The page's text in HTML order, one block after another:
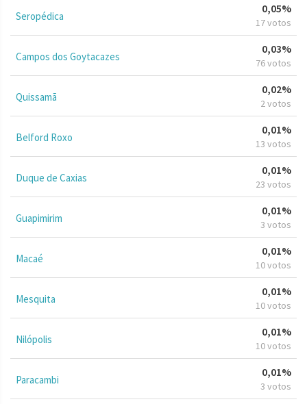
Seropédica
0,05%
17 votos
Campos dos Goytacazes
0,03%
76 votos
Quissamã
0,02%
2 votos
Belford Roxo
0,01%
13 votos
Duque de Caxias
0,01%
23 votos
Guapimirim
0,01%
3 votos
Macaé
0,01%
10 votos
Mesquita
0,01%
10 votos
Nilópolis
0,01%
10 votos
Paracambi
0,01%
3 votos